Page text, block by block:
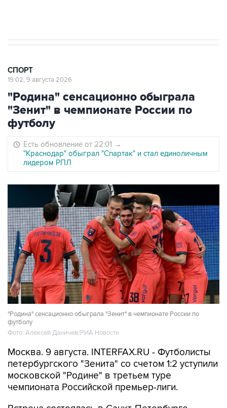
СПОРТ
19:02, 9 августа 2026
"Родина" сенсационно обыграла
"Зенит" в чемпионате России по
футболу
Есть обновление от 22:01 →
"Краснодар" обыграл "Спартак" и стал единоличным
лидером РПЛ
"Родина" сенсационно обыграла "Зенит" в чемпионате России по
футболу
Фото: Алексей Даничев/РИА Новости
Москва. 9 августа. INTERFAX.RU - Футболисты
петербургского "Зенита" со счетом 1:2 уступили
московской "Родине" в третьем туре
чемпионата Российской премьер-лиги.